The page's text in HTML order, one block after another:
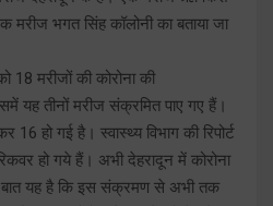
भगत सिंह कॉलोनी का बताया जा
18 मरीजों की कोरोना की
यह तीनों मरीज संक्रमित पाए गए हैं।
16 हो गई है। स्वास्थ्य विभाग की रिपोर्ट
हो गये हैं। अभी देहरादून में कोरोना
यह है कि इस संक्रमण से अभी तक